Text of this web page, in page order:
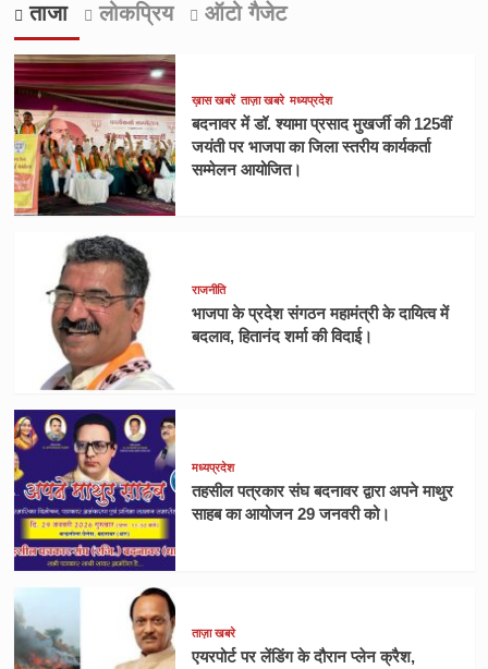
ताजा लोकप्रिय ऑटो गैजेट
ख़ास खबरें ताज़ा खबरे मध्यप्रदेश
बदनावर में डॉ. श्यामा प्रसाद मुखर्जी की 125वीं
जयंती पर भाजपा का जिला स्तरीय कार्यकर्ता
सम्मेलन आयोजित।
राजनीति
भाजपा के प्रदेश संगठन महामंत्री के दायित्व में
बदलाव, हितानंद शर्मा की विदाई।
मध्यप्रदेश
तहसील पत्रकार संघ बदनावर द्वारा अपने माथुर
साहब का आयोजन 29 जनवरी को।
ताज़ा खबरे
एयरपोर्ट पर लेंडिंग के दौरान प्लेन क्रैश,